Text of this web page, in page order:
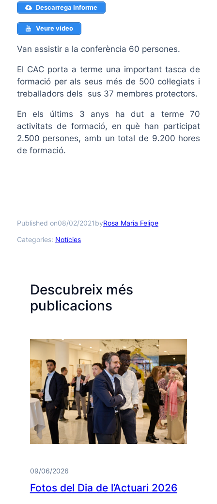
Descarrega Informe
Veure vídeo
Van assistir a la conferència 60 persones.
El CAC porta a terme una important tasca de
formació per als seus més de 500 col·legiats i
treballadors dels sus 37 membres protectors.
En els últims 3 anys ha dut a terme 70
activitats de formació, en què han participat
2.500 persones, amb un total de 9.200 hores
de formació.
Published on08/02/2021byRosa Maria Felipe
Categories: Notícies
Descubreix més
publicacions
09/06/2026
Fotos del Dia de l’Actuari 2026